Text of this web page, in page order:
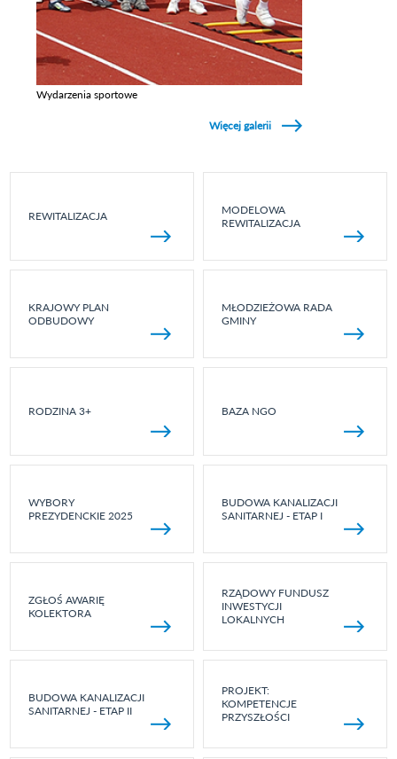
Wydarzenia sportowe
Więcej galerii
REWITALIZACJA
MODELOWA
REWITALIZACJA
KRAJOWY PLAN
ODBUDOWY
MŁODZIEŻOWA RADA
GMINY
RODZINA 3+ BAZA NGO
WYBORY
PREZYDENCKIE 2025
BUDOWA KANALIZACJI
SANITARNEJ - ETAP I
ZGŁOŚ AWARIĘ
KOLEKTORA
RZĄDOWY FUNDUSZ
INWESTYCJI
LOKALNYCH
BUDOWA KANALIZACJI
SANITARNEJ - ETAP II
PROJEKT:
KOMPETENCJE
PRZYSZŁOŚCI